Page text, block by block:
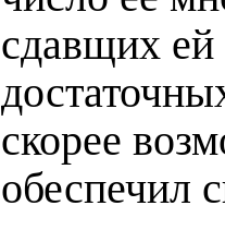
сдавщих ей
скорее
обеспечил